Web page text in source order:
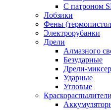
С патроном
Лобзики
Фены
Электрорубанки
Дрели
Алмазного
Безударные
Дрели-
Ударные
Угловые
Краскораспылители